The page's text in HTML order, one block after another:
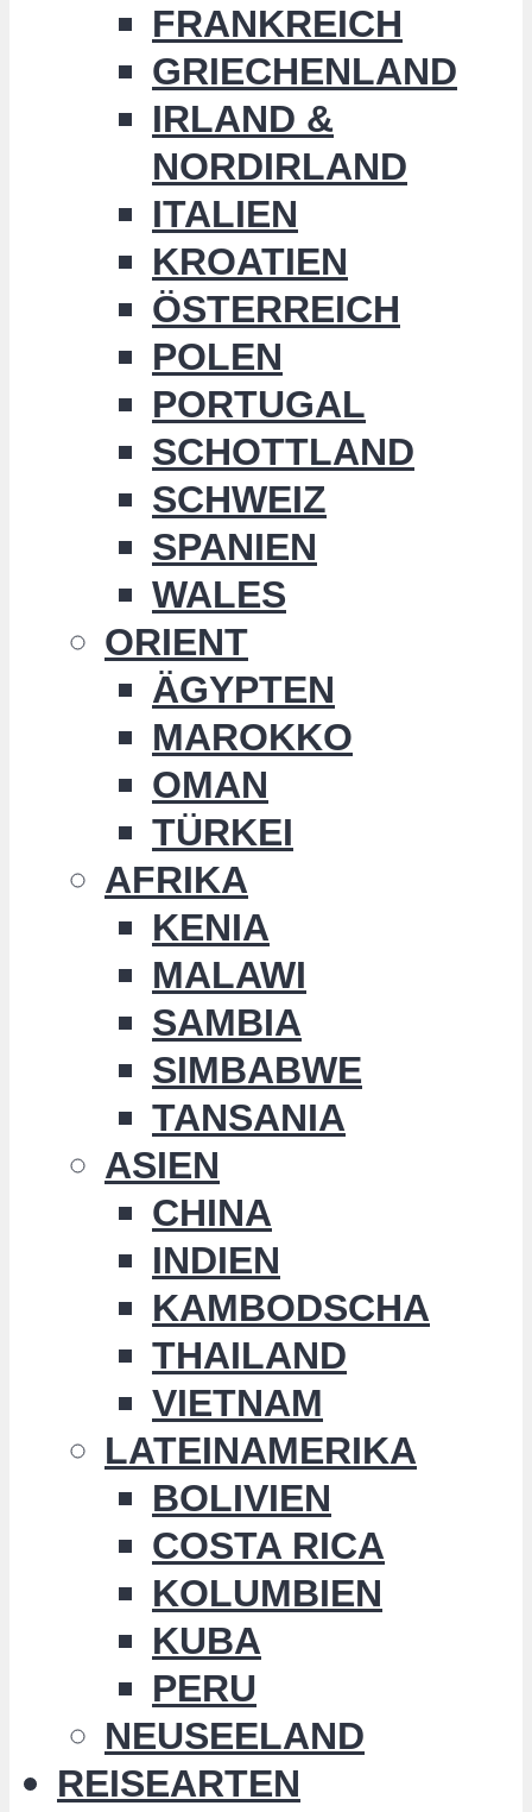
FRANKREICH
GRIECHENLAND
IRLAND &
NORDIRLAND
ITALIEN
KROATIEN
ÖSTERREICH
POLEN
PORTUGAL
SCHOTTLAND
SCHWEIZ
SPANIEN
WALES
ORIENT
ÄGYPTEN
MAROKKO
OMAN
TÜRKEI
AFRIKA
KENIA
MALAWI
SAMBIA
SIMBABWE
TANSANIA
ASIEN
CHINA
INDIEN
KAMBODSCHA
THAILAND
VIETNAM
LATEINAMERIKA
BOLIVIEN
COSTA RICA
KOLUMBIEN
KUBA
PERU
NEUSEELAND
REISEARTEN